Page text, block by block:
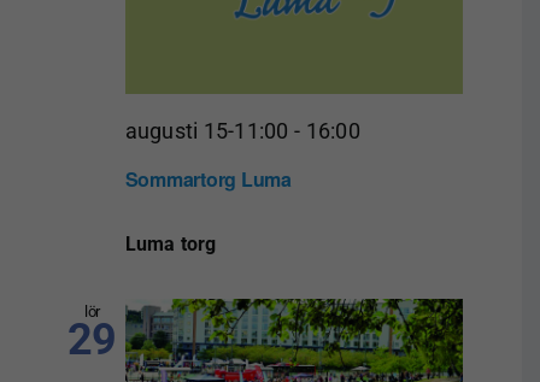
Sommartorg Luma
augusti 15-11:00 - 16:00
Luma torg
lör
29